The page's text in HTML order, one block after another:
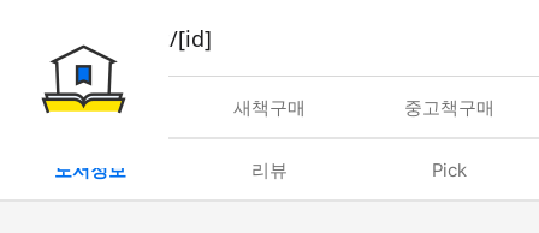
book/rent/[id]
대여 새책구매 중고책구매
도서정보 리뷰 Pick